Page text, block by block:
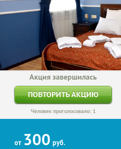
Акция завершилась
ПОВТОРИТЬ АКЦИЮ
Человек проголосовало: 1
от 300 руб.